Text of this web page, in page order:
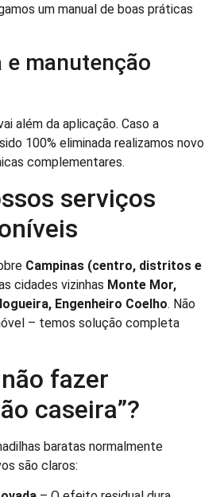
um manual de boas práticas
e manutenção
além da aplicação. Caso a
100% eliminada realizamos novo
complementares.
serviços
Campinas (centro, distritos e
cidades vizinhas Monte Mor,
Engenheiro Coelho. Não
– temos solução completa
fazer
caseira”?
baratas normalmente
são claros: